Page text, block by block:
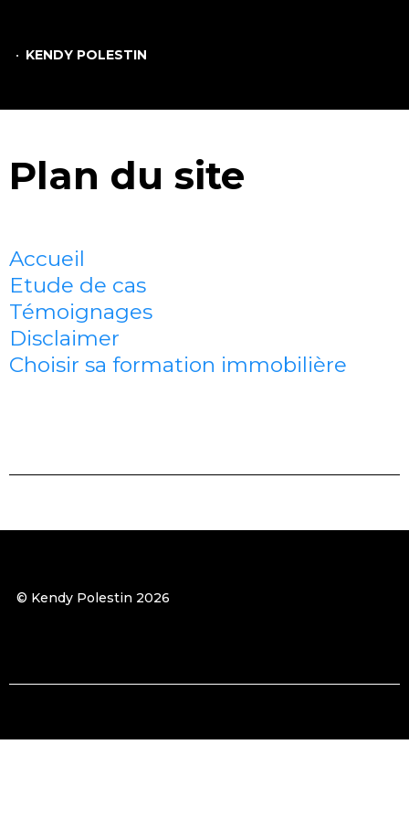
KENDY POLESTIN
Plan du site
Accueil
Etude de cas
Témoignages
Disclaimer
Choisir sa formation immobilière
© Kendy Polestin 2026